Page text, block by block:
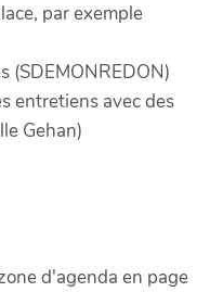
par exemple
(SDEMONREDON)
entretiens avec des
Gehan)
d'agenda en page